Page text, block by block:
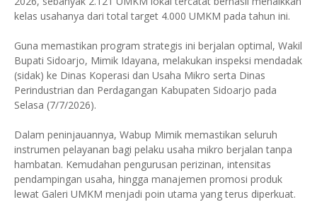
kelas usahanya dari total target 4.000 UMKM pada tahun ini.
Guna memastikan program strategis ini berjalan optimal, Wakil
Bupati Sidoarjo, Mimik Idayana, melakukan inspeksi mendadak
(sidak) ke Dinas Koperasi dan Usaha Mikro serta Dinas
Perindustrian dan Perdagangan Kabupaten Sidoarjo pada
Selasa (7/7/2026).
Dalam peninjauannya, Wabup Mimik memastikan seluruh
instrumen pelayanan bagi pelaku usaha mikro berjalan tanpa
hambatan. Kemudahan pengurusan perizinan, intensitas
pendampingan usaha, hingga manajemen promosi produk
lewat Galeri UMKM menjadi poin utama yang terus diperkuat.